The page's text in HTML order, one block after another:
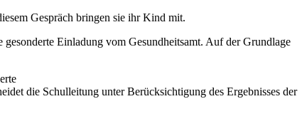
Gespräch bringen sie ihr Kind mit.
Einladung vom Gesundheitsamt. Auf der Grundlage
die Schulleitung unter Berücksichtigung des Ergebnisses der